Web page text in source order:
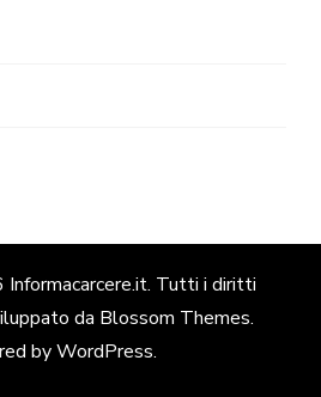
Informacarcere.it. Tutti i diritti
da Blossom Themes.
byWordPress.